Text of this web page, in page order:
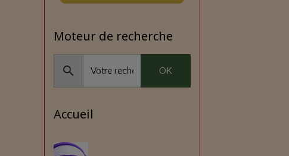
Moteur de recherche
OK
Accueil